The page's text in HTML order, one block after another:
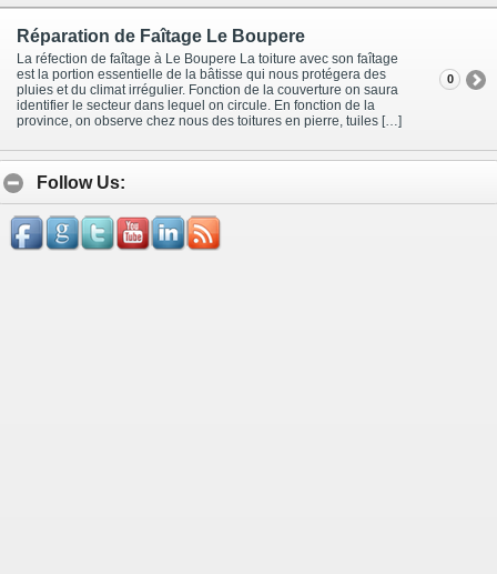
Réparation de Faîtage Le Boupere
La réfection de faîtage à Le Boupere La toiture avec son faîtage
est la portion essentielle de la bâtisse qui nous protégera des
pluies et du climat irrégulier. Fonction de la couverture on saura
identifier le secteur dans lequel on circule. En fonction de la
province, on observe chez nous des toitures en pierre, tuiles […]
0
Follow Us: